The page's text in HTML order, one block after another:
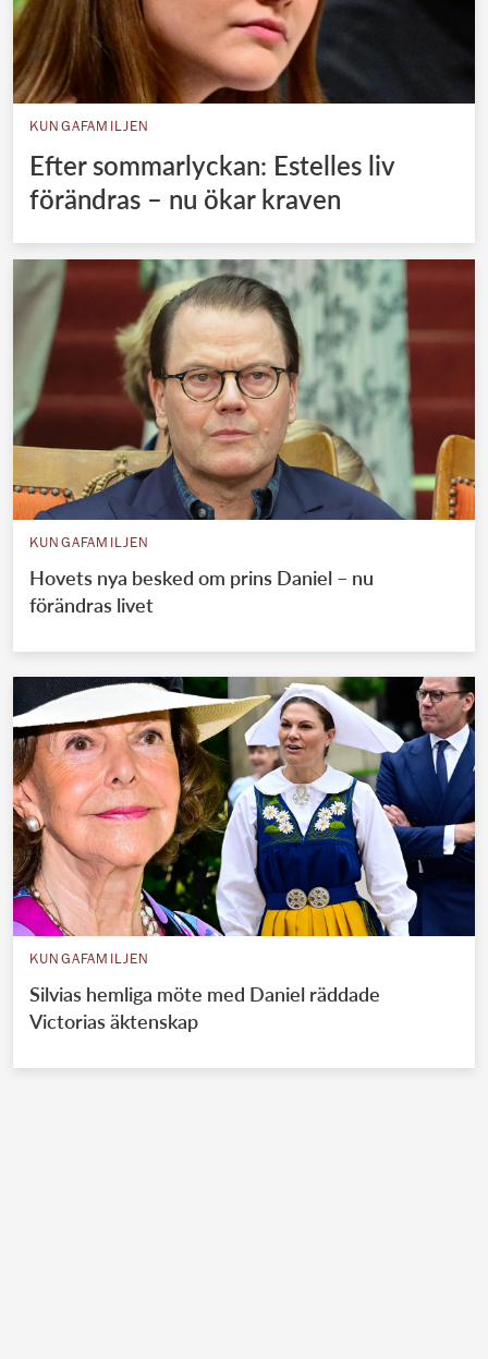
KUNGAFAMILJEN
Efter sommarlyckan: Estelles liv
förändras – nu ökar kraven
KUNGAFAMILJEN
Hovets nya besked om prins Daniel – nu
förändras livet
KUNGAFAMILJEN
Silvias hemliga möte med Daniel räddade
Victorias äktenskap